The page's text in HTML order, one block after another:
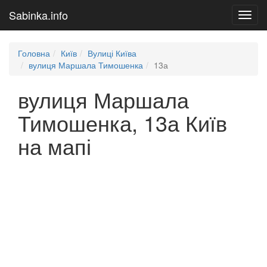
Sabinka.info
Головна Київ
Вулиці Київа
вулиця Маршала Тимошенка
13а
вулиця Маршала
Тимошенка, 13а Київ
на мапі